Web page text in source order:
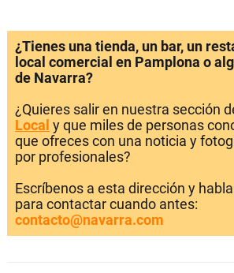
¿Tienes una tienda, un bar, un
local comercial en Pamplona o
de Navarra?
¿Quieres salir en nuestra sección
Local y que miles de personas
que ofreces con una noticia y
por profesionales?
Escríbenos a esta dirección y
para contactar cuando antes:
contacto@navarra.com